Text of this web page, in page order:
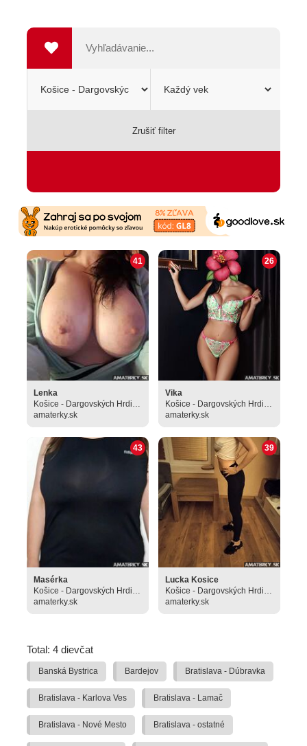
Zrušiť filter
Lenka
41
Košice - Dargovských Hrdinov
amaterky.sk
Vika
26
Košice - Dargovských Hrdinov
amaterky.sk
Masérka
43
Košice - Dargovských Hrdinov
amaterky.sk
Lucka Kosice
39
Košice - Dargovských Hrdinov
amaterky.sk
Total: 4 dievčat
Banská Bystrica Bardejov Bratislava - Dúbravka
Bratislava - Karlova Ves Bratislava - Lamač
Bratislava - Nové Mesto Bratislava - ostatné